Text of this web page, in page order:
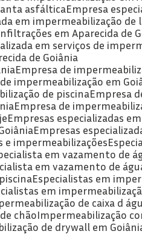
asfáltica Empresa
em impermeabilização de
em Aparecida de
em serviços de
de Goiânia
Empresa de
de impermeabilização em
de piscina Empresa
Empresa de
Empresas especializadas
Empresas
e impermeabilizações
em vazamento de
em vazamento de
Especialistas em
em
de caixa d
chão Impermeabilização
de drywall em